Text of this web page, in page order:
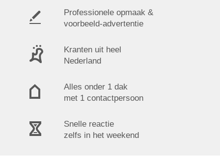
Professionele opmaak &
voorbeeld-advertentie
Kranten uit heel
Nederland
Alles onder 1 dak
met 1 contactpersoon
Snelle reactie
zelfs in het weekend